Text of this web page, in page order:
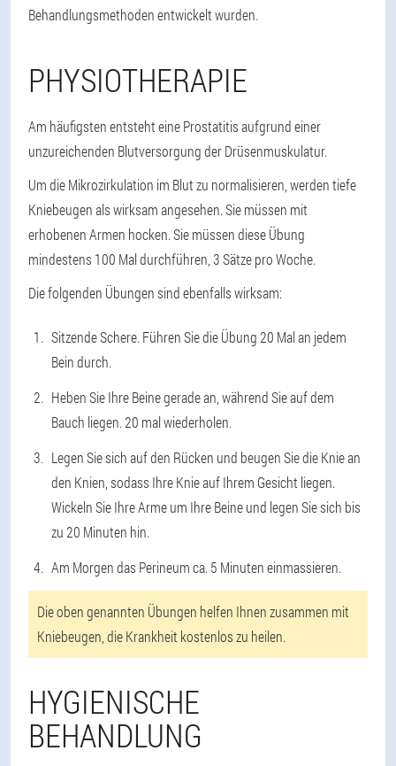
Behandlungsmethoden entwickelt wurden.
PHYSIOTHERAPIE
Am häufigsten entsteht eine Prostatitis aufgrund einer
unzureichenden Blutversorgung der Drüsenmuskulatur.
Um die Mikrozirkulation im Blut zu normalisieren, werden tiefe
Kniebeugen als wirksam angesehen. Sie müssen mit
erhobenen Armen hocken. Sie müssen diese Übung
mindestens 100 Mal durchführen, 3 Sätze pro Woche.
Die folgenden Übungen sind ebenfalls wirksam:
Sitzende Schere. Führen Sie die Übung 20 Mal an jedem
Bein durch.
Heben Sie Ihre Beine gerade an, während Sie auf dem
Bauch liegen. 20 mal wiederholen.
Legen Sie sich auf den Rücken und beugen Sie die Knie an
den Knien, sodass Ihre Knie auf Ihrem Gesicht liegen.
Wickeln Sie Ihre Arme um Ihre Beine und legen Sie sich bis
zu 20 Minuten hin.
Am Morgen das Perineum ca. 5 Minuten einmassieren.
Die oben genannten Übungen helfen Ihnen zusammen mit
Kniebeugen, die Krankheit kostenlos zu heilen.
HYGIENISCHE
BEHANDLUNG